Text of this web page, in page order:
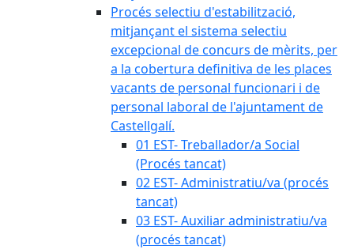
Procés selectiu d'estabilització,
mitjançant el sistema selectiu
excepcional de concurs de mèrits, per
a la cobertura definitiva de les places
vacants de personal funcionari i de
personal laboral de l'ajuntament de
Castellgalí.
01 EST- Treballador/a Social
(Procés tancat)
02 EST- Administratiu/va (procés
tancat)
03 EST- Auxiliar administratiu/va
(procés tancat)